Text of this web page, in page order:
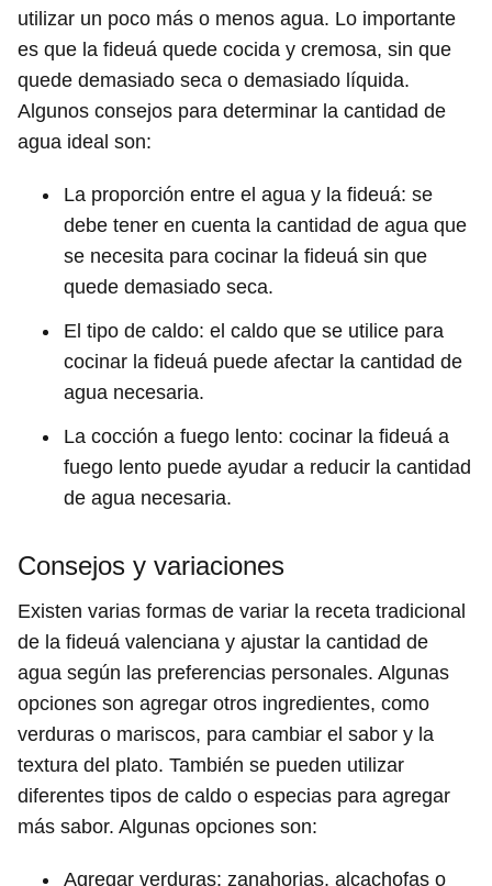
utilizar un poco más o menos agua. Lo importante
es que la fideuá quede cocida y cremosa, sin que
quede demasiado seca o demasiado líquida.
Algunos consejos para determinar la cantidad de
agua ideal son:
La proporción entre el agua y la fideuá: se
debe tener en cuenta la cantidad de agua que
se necesita para cocinar la fideuá sin que
quede demasiado seca.
El tipo de caldo: el caldo que se utilice para
cocinar la fideuá puede afectar la cantidad de
agua necesaria.
La cocción a fuego lento: cocinar la fideuá a
fuego lento puede ayudar a reducir la cantidad
de agua necesaria.
Consejos y variaciones
Existen varias formas de variar la receta tradicional
de la fideuá valenciana y ajustar la cantidad de
agua según las preferencias personales. Algunas
opciones son agregar otros ingredientes, como
verduras o mariscos, para cambiar el sabor y la
textura del plato. También se pueden utilizar
diferentes tipos de caldo o especias para agregar
más sabor. Algunas opciones son:
Agregar verduras: zanahorias, alcachofas o